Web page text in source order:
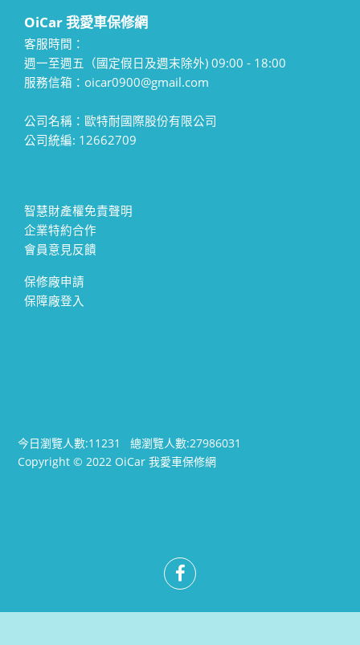
OiCar 我愛車保修網
客服時間：
週一至週五（國定假日及週末除外) 09:00 - 18:00
服務信箱：oicar0900@gmail.com
公司名稱：歐特耐國際股份有限公司
公司統編: 12662709
智慧財產權免責聲明
企業特約合作
會員意見反饋
保修廠申請
保障廠登入
今日瀏覽人數:11231總瀏覽人數:27986031
Copyright © 2022 OiCar 我愛車保修網